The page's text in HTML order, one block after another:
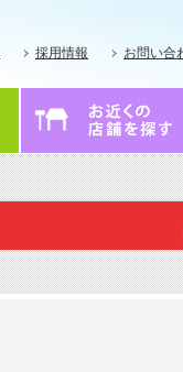
採用情報 お問い合